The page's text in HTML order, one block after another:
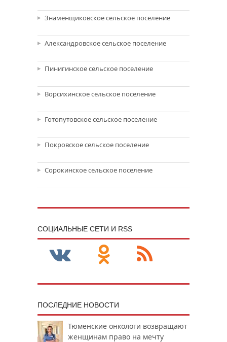
Знаменщиковское сельское поселение
Александровское сельское поселение
Пинигинское сельское поселение
Ворсихинское сельское поселение
Готопутовское сельское поселение
Покровское сельское поселение
Сорокинское сельское поселение
CОЦИАЛЬНЫЕ СЕТИ И RSS
ПОСЛЕДНИЕ НОВОСТИ
Тюменские онкологи возвращают
женщинам право на мечту